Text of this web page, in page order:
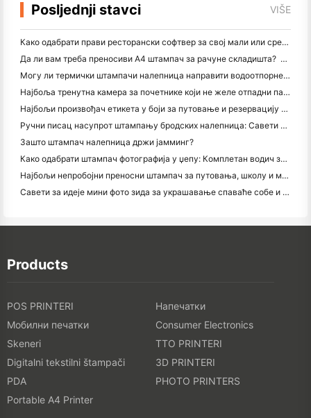
Posljednji stavci VIŠE
Како одабрати прави ресторански софтвер за свој мали или средњи ресторан
Да ли вам треба преносиви А4 штампач за рачуне складишта? Шта заправо ради
Могу ли термички штампачи налепница направити водоотпорне налепнице за мале пословне производе?
Најбоља тренутна камера за почетнике који не желе отпадни папир
Најбољи произвођач етикета у боји за путовање и резервацију текста: Додајте више боја свакој страници
Ручни писац насупрот штампању бродских налепница: Савети за мала предузећа у 2026. години
Зашто штампач налепница држи јамминг?
Како одабрати штампач фотографија у џепу: Комплетан водич за кориснике путовања, путовања и иПхонеа
Најбољи непробојни преносни штампач за путовања, школу и мобилне радове: Ханин МТ620 Про Ревиев
Савети за идеје мини фото зида за украшавање спаваће собе и спаваће собе
Products
POS PRINTERI
Напечатки
Мобилни печатки
Consumer Electronics
Skeneri
TTO PRINTERI
Digitalni tekstilni štampači
3D PRINTERI
PDA
PHOTO PRINTERS
Portable A4 Printer